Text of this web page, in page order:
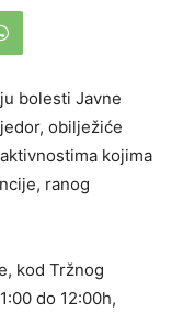
bolesti Javne
obilježiće
kojima
ranog
kod Tržnog
do 12:00h,